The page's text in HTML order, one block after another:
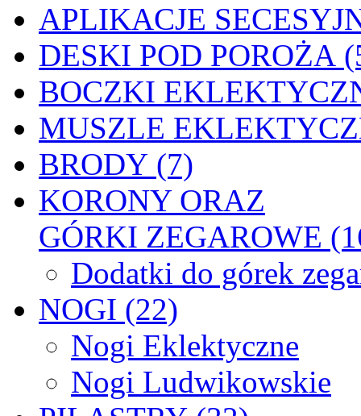
APLIKACJE
DESKI POD POROŻA
BOCZKI
MUSZLE
BRODY (7)
KORONY ORAZ
GÓRKI ZEGAROWE
Dodatki do górek
NOGI (22)
Nogi Eklektyczne
Nogi Ludwikowskie